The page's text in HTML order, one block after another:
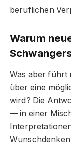
beruflichen
Warum
Was aber führt
über eine
wird? Die
— in einer
Wunschdenken